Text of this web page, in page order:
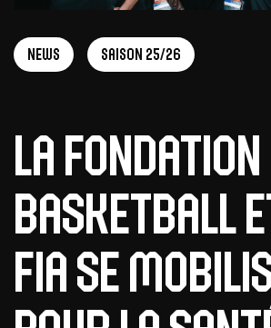
News Saison 25/26
La
Basketball
FIA se